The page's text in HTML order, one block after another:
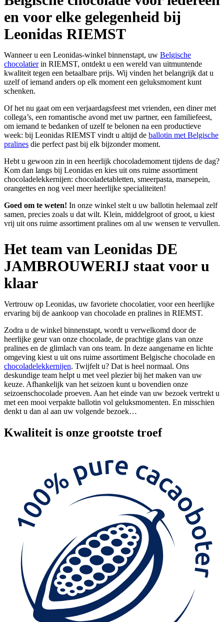
en voor elke gelegenheid bij
Leonidas RIEMST
Wanneer u een Leonidas-winkel binnenstapt, uw Belgische
chocolatierin RIEMST, ontdekt u een wereld van uitmuntende
kwaliteit tegen een betaalbare prijs. Wij vinden het belangrijk dat u
uzelf of iemand anders op elk moment een geluksmoment kunt
schenken.
Of het nu gaat om een verjaardagsfeest met vrienden, een diner met
collega’s, een romantische avond met uw partner, een familiefeest,
om iemand te bedanken of uzelf te belonen na een productieve
week: bij Leonidas RIEMST vindt u altijd de ballotin met Belgische
pralines die perfect past bij elk bijzonder moment.
Hebt u gewoon zin in een heerlijk chocolademoment tijdens de dag?
Kom dan langs bij Leonidas en kies uit ons ruime assortiment
chocoladelekkernijen: chocoladetabletten, smeerpasta, marsepein,
orangettes en nog veel meer heerlijke specialiteiten!
Goed om te weten! In onze winkel stelt u uw ballotin helemaal zelf
samen, precies zoals u dat wilt. Klein, middelgroot of groot, u kiest
vrij uit ons ruime assortiment pralines om al uw wensen te vervullen.
Het team van Leonidas DE
JAMBROUWERIJ staat voor u
klaar
Vertrouw op Leonidas, uw favoriete chocolatier, voor een heerlijke
ervaring bij de aankoop van chocolade en pralines in RIEMST.
Zodra u de winkel binnenstapt, wordt u verwelkomd door de
heerlijke geur van onze chocolade, de prachtige glans van onze
pralines en de glimlach van ons team. In deze aangename en lichte
omgeving kiest u uit ons ruime assortiment Belgische chocolade en
chocoladelekkernijen. Twijfelt u? Dat is heel normaal. Ons
deskundige team helpt u met veel plezier bij het maken van uw
keuze. Afhankelijk van het seizoen kunt u bovendien onze
seizoenschocolade proeven. Aan het einde van uw bezoek vertrekt u
met een mooi verpakte ballotin vol geluksmomenten. En misschien
denkt u dan al aan uw volgende bezoek…
Kwaliteit is onze grootste troef